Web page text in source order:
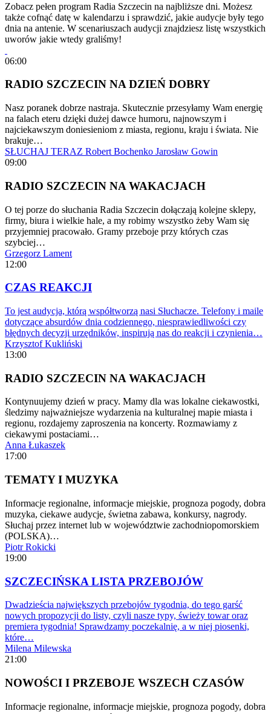
Zobacz pełen program Radia Szczecin na najbliższe dni. Możesz
także cofnąć datę w kalendarzu i sprawdzić, jakie audycje były tego
dnia na antenie. W scenariuszach audycji znajdziesz listę wszystkich
uworów jakie wtedy graliśmy!
06:00
RADIO SZCZECIN NA DZIEŃ DOBRY
Nasz poranek dobrze nastraja. Skutecznie przesyłamy Wam energię
na falach eteru dzięki dużej dawce humoru, najnowszym i
najciekawszym doniesieniom z miasta, regionu, kraju i świata. Nie
brakuje…
SŁUCHAJ TERAZ Robert Bochenko Jarosław Gowin
09:00
RADIO SZCZECIN NA WAKACJACH
O tej porze do słuchania Radia Szczecin dołączają kolejne sklepy,
firmy, biura i wielkie hale, a my robimy wszystko żeby Wam się
przyjemniej pracowało. Gramy przeboje przy których czas
szybciej…
Grzegorz Lament
12:00
CZAS REAKCJI
To jest audycja, którą współtworzą nasi Słuchacze. Telefony i maile
dotyczące absurdów dnia codziennego, niesprawiedliwości czy
błędnych decyzji urzędników, inspirują nas do reakcji i czynienia…
Krzysztof Kukliński
13:00
RADIO SZCZECIN NA WAKACJACH
Kontynuujemy dzień w pracy. Mamy dla was lokalne ciekawostki,
śledzimy najważniejsze wydarzenia na kulturalnej mapie miasta i
regionu, rozdajemy zaproszenia na koncerty. Rozmawiamy z
ciekawymi postaciami…
Anna Łukaszek
17:00
TEMATY I MUZYKA
Informacje regionalne, informacje miejskie, prognoza pogody, dobra
muzyka, ciekawe audycje, świetna zabawa, konkursy, nagrody.
Słuchaj przez internet lub w województwie zachodniopomorskiem
(POLSKA)…
Piotr Rokicki
19:00
SZCZECIŃSKA LISTA PRZEBOJÓW
Dwadzieścia największych przebojów tygodnia, do tego garść
nowych propozycji do listy, czyli nasze typy, świeży towar oraz
premiera tygodnia! Sprawdzamy poczekalnię, a w niej piosenki,
które…
Milena Milewska
21:00
NOWOŚCI I PRZEBOJE WSZECH CZASÓW
Informacje regionalne, informacje miejskie, prognoza pogody, dobra